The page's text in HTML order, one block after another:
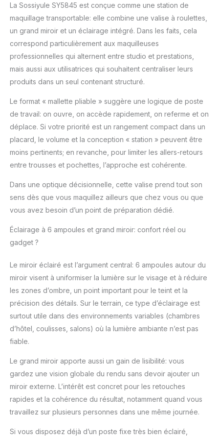
et l'étui sont sécurisés
entre avec des
autocollants magiques
forts qui ne tombent
la poussée et la
traction et ne causent
pas de dommages à
6 Ampoules: Équipé de
6 ampoules lumières
au mallette, vous
pouvez régler la
luminosité de
l'éclairage de
maquillage, de sorte
un beau maquillage
dans différents
mallette de maquillage
possède deux prises
universelle pour les
outils de coiffure tels
que les sèche-cheveux
Capacité: Ouvrez la
mallette pour découvrir
5 compartiments, dont
couche de
imperméable / anti-
poussière et 1 plateau
de stockage
(amovible) pour
contenir un sèche-
friser. En fonction de la
La Sossiyule SY5845 est conçue comme une station de
maquillage transportable: elle combine une valise à roulettes,
un grand miroir et un éclairage intégré. Dans les faits, cela
correspond particulièrement aux maquilleuses
professionnelles qui alternent entre studio et prestations,
mais aussi aux utilisatrices qui souhaitent centraliser leurs
produits dans un seul contenant structuré.
Le format « mallette pliable » suggère une logique de poste
de travail: on ouvre, on accède rapidement, on referme et on
déplace. Si votre priorité est un rangement compact dans un
placard, le volume et la conception « station » peuvent être
moins pertinents; en revanche, pour limiter les allers-retours
entre trousses et pochettes, l’approche est cohérente.
Dans une optique décisionnelle, cette valise prend tout son
sens dès que vous maquillez ailleurs que chez vous ou que
vous avez besoin d’un point de préparation dédié.
Éclairage à 6 ampoules et grand miroir: confort réel ou
gadget ?
Le miroir éclairé est l’argument central: 6 ampoules autour du
miroir visent à uniformiser la lumière sur le visage et à réduire
les zones d’ombre, un point important pour le teint et la
précision des détails. Sur le terrain, ce type d’éclairage est
surtout utile dans des environnements variables (chambres
d’hôtel, coulisses, salons) où la lumière ambiante n’est pas
fiable.
Le grand miroir apporte aussi un gain de lisibilité: vous
gardez une vision globale du rendu sans devoir ajouter un
miroir externe. L’intérêt est concret pour les retouches
rapides et la cohérence du résultat, notamment quand vous
travaillez sur plusieurs personnes dans une même journée.
Si vous disposez déjà d’un poste fixe très bien éclairé,